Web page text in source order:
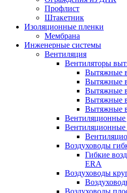
Профлист
Штакетник
Изоляционные пленки
Мембрана
Инженерные системы
Вентиляция
Вентиляторы
Вытяжные
Вытяжные
Вытяжные
Вытяжные
Вытяжные
Вентиляционные
Воздуховоды
Гибкие
ERA
Воздуховоды